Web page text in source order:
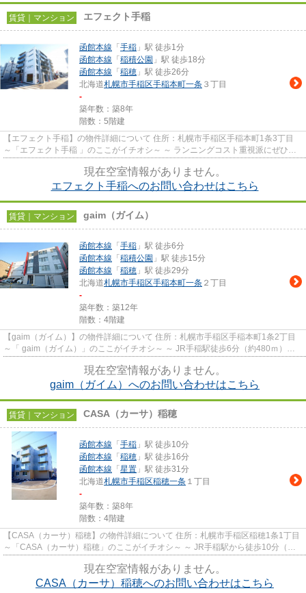
賃貸｜マンション エフェクト手稲
函館本線 「 手稲 」駅 徒歩1分
函館本線 「 稲積公園 」駅 徒歩18分
函館本線 「 稲穂 」駅 徒歩26分
北海道札幌市手稲区手稲本町一条 ３丁目
-
築年数：築8年
階数：5階建
【エフェクト手稲】の物件詳細について 住所：札幌市手稲区手稲本町1条3丁目
～「エフェクト手稲 」のここがイチオシ～ ～ ランニングコスト重視派にぜひオ
現在空室情報がありません。
エフェクト手稲へのお問い合わせはこちら
賃貸｜マンション gaim（ガイム）
函館本線 「 手稲 」駅 徒歩6分
函館本線 「 稲積公園 」駅 徒歩15分
函館本線 「 稲穂 」駅 徒歩29分
北海道札幌市手稲区手稲本町一条 ２丁目
-
築年数：築12年
階数：4階建
【gaim（ガイム）】の物件詳細について 住所：札幌市手稲区手稲本町1条2丁目
～「 gaim（ガイム）」のここがイチオシ～ ～ JR手稲駅徒歩6分（約480ｍ）の
現在空室情報がありません。
gaim（ガイム）へのお問い合わせはこちら
賃貸｜マンション CASA（カーサ）稲穂
函館本線 「 手稲 」駅 徒歩10分
函館本線 「 稲穂 」駅 徒歩16分
函館本線 「 星置 」駅 徒歩31分
北海道札幌市手稲区稲穂一条 １丁目
-
築年数：築8年
階数：4階建
【CASA（カーサ）稲穂】の物件詳細について 住所：札幌市手稲区稲穂1条1丁目
～「CASA（カーサ）稲穂」のここがイチオシ～ ～ JR手稲駅から徒歩10分（約
現在空室情報がありません。
CASA（カーサ）稲穂へのお問い合わせはこちら